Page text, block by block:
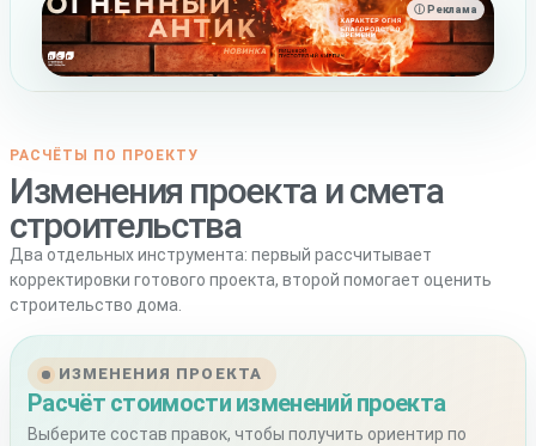
ⓘ Реклама
РАСЧЁТЫ ПО ПРОЕКТУ
Изменения проекта и смета
строительства
Два отдельных инструмента: первый рассчитывает
корректировки готового проекта, второй помогает оценить
строительство дома.
ИЗМЕНЕНИЯ ПРОЕКТА
Расчёт стоимости изменений проекта
Выберите состав правок, чтобы получить ориентир по